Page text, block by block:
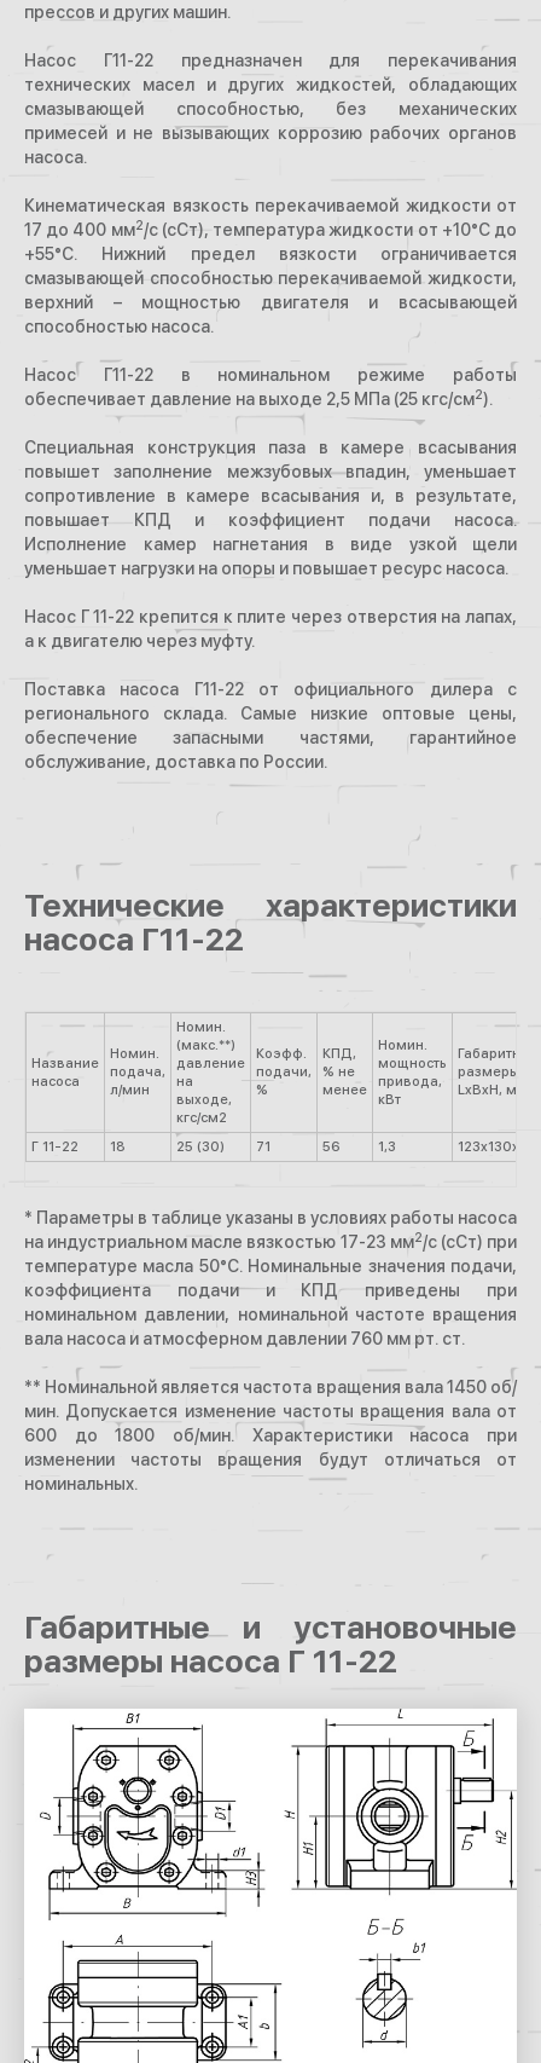
прессов и других машин.
Насос Г11-22 предназначен для перекачивания
технических масел и других жидкостей, обладающих
смазывающей способностью, без механических
примесей и не вызывающих коррозию рабочих органов
насоса.
Кинематическая вязкость перекачиваемой жидкости от
17 до 400 мм2/с (cCт), температура жидкости от +10°С до
+55°С. Нижний предел вязкости ограничивается
смазывающей способностью перекачиваемой жидкости,
верхний – мощностью двигателя и всасывающей
способностью насоса.
Насос Г11-22 в номинальном режиме работы
обеспечивает давление на выходе 2,5 МПа (25 кгс/см2).
Специальная конструкция паза в камере всасывания
повышет заполнение межзубовых впадин, уменьшает
сопротивление в камере всасывания и, в результате,
повышает КПД и коэффициент подачи насоса.
Исполнение камер нагнетания в виде узкой щели
уменьшает нагрузки на опоры и повышает ресурс насоса.
Насос Г 11-22 крепится к плите через отверстия на лапах,
а к двигателю через муфту.
Поставка насоса Г11-22 от официального дилера с
регионального склада. Самые низкие оптовые цены,
обеспечение запасными частями, гарантийное
обслуживание, доставка по России.
Технические характеристики
насоса Г11-22
Название
насоса
Номин.
подача,
л/мин
Номин.
(макс.**)
давление
на
выходе,
кгс/см2
Коэфф.
подачи,
%
КПД,
% не
менее
Номин.
мощность
привода,
кВт
Габаритные
размеры
LxBxH, мм
Г 11-22 18 25 (30) 71 56 1,3
* Параметры в таблице указаны в условиях работы насоса
на индустриальном масле вязкостью 17-23 мм2/с (сСт) при
температуре масла 50°С. Номинальные значения подачи,
коэффициента подачи и КПД приведены при
номинальном давлении, номинальной частоте вращения
вала насоса и атмосферном давлении 760 мм рт. ст.
** Номинальной является частота вращения вала 1450 об/
мин. Допускается изменение частоты вращения вала от
600 до 1800 об/мин. Характеристики насоса при
изменении частоты вращения будут отличаться от
номинальных.
Габаритные и установочные
размеры насоса Г 11-22